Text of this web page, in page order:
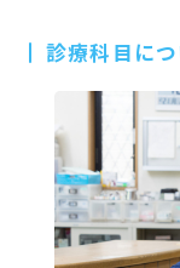
診療科目につ